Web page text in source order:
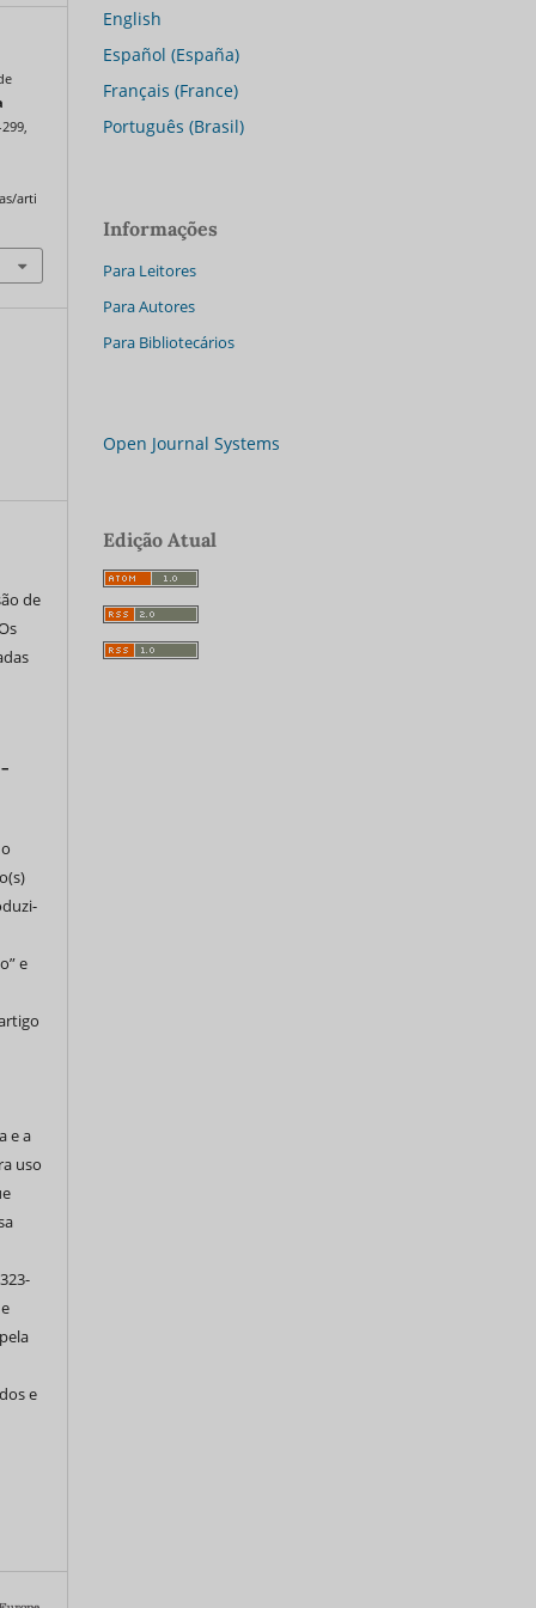
arti
de
e
e a
uso
e
English
Español (España)
Français (France)
Português (Brasil)
Informações
Para Leitores
Para Autores
Para Bibliotecários
Open Journal Systems
Edição Atual